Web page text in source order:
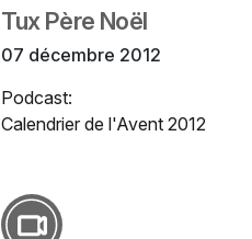
Tux Père Noël
07 décembre 2012
Podcast:
Calendrier de l'Avent 2012